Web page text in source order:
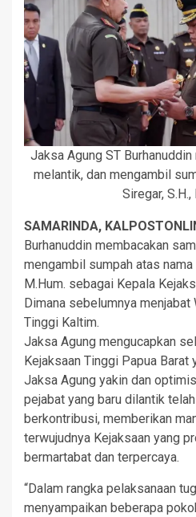
Jaksa Agung ST
melantik, dan mengambil
Siregar, S.H.,
SAMARINDA,
Burhanuddin membacakan
mengambil sumpah atas nama
M.Hum. sebagai Kepala
Dimana sebelumnya
Tinggi Kaltim.
Jaksa Agung mengucapkan
Kejaksaan Tinggi Papua Barat
Jaksa Agung yakin dan
pejabat yang baru dilantik
berkontribusi, memberikan
terwujudnya Kejaksaan yang
bermartabat dan terpercaya.
“Dalam rangka pelaksanaan
menyampaikan beberapa